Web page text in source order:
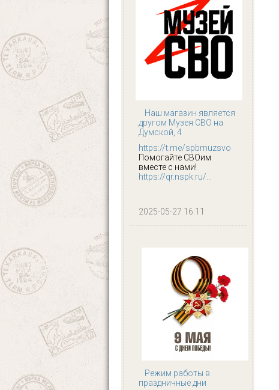
Наш магазин является
другом Музея СВО на
Думской, 4
https://t.me/spbmuzsvo
Помогайте СВОим
вместе с нами!
https://qr.nspk.ru/...
2025-05-27 16:11
Режим работы в
праздничные дни